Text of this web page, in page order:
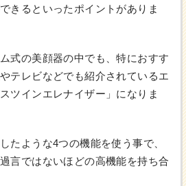
きるといったポイントがありま
式の美顔器の中でも、特におすす
テレビなどでも紹介されているエ
ツインエレナイザー」になりま
たような4つの機能を使う事で、
言ではないほどの高機能を持ち合